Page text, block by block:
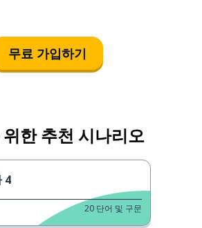
무료 가입하기
한 추천 시나리오
4
20 단어 및 구문